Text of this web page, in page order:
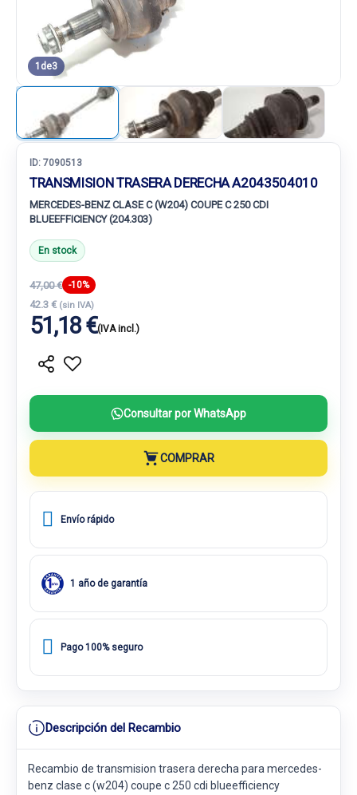
1 de3
ID: 7090513
TRANSMISION TRASERA DERECHA A2043504010
MERCEDES-BENZ CLASE C (W204) COUPE C 250 CDI
BLUEEFFICIENCY (204.303)
En stock
47,00 € -10%
42.3 € (sin IVA)
51,18 €(IVA incl.)
Consultar por WhatsApp
COMPRAR
Envío rápido
1 año de garantía
Pago 100% seguro
Descripción del Recambio
Recambio de transmision trasera derecha para mercedes-
benz clase c (w204) coupe c 250 cdi blueefficiency